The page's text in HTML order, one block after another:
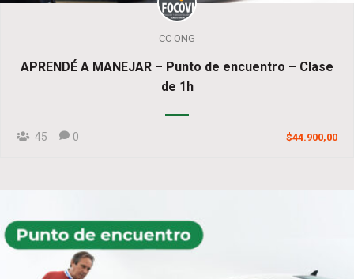
CC ONG
APRENDÉ A MANEJAR – Punto de encuentro – Clase
de 1h
45 0 $44.900,00